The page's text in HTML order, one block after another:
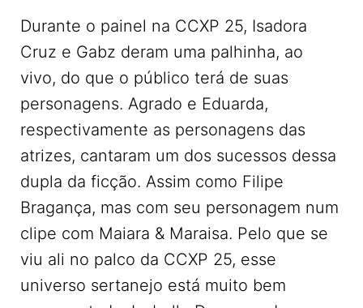
Durante o painel na CCXP 25, Isadora
Cruz e Gabz deram uma palhinha, ao
vivo, do que o público terá de suas
personagens. Agrado e Eduarda,
respectivamente as personagens das
atrizes, cantaram um dos sucessos dessa
dupla da ficção. Assim como Filipe
Bragança, mas com seu personagem num
clipe com Maiara & Maraisa. Pelo que se
viu ali no palco da CCXP 25, esse
universo sertanejo está muito bem